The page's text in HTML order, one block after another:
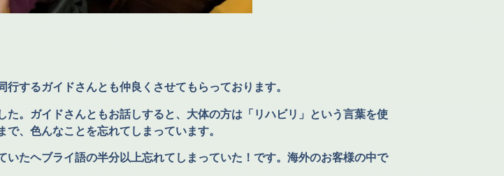
するガイドさんとも仲良くさせてもらっております。
。ガイドさんともお話しすると、大体の方は「リハビリ」という言葉を使
、色んなことを忘れてしまっています。
たヘブライ語の半分以上忘れてしまっていた！です。海外のお客様の中で